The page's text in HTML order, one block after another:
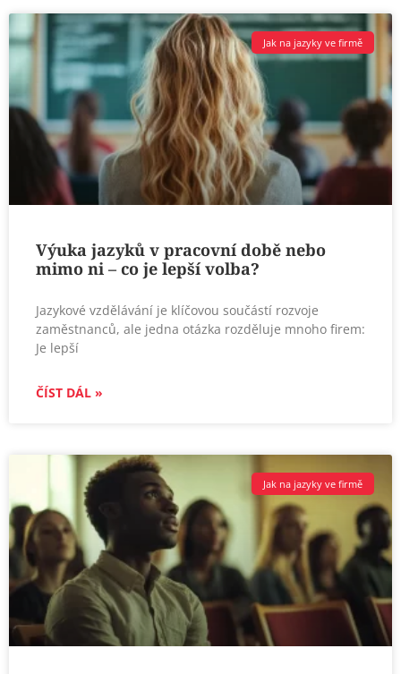
Jak na jazyky ve firmě
Výuka jazyků v pracovní době nebo
mimo ni – co je lepší volba?
Jazykové vzdělávání je klíčovou součástí rozvoje
zaměstnanců, ale jedna otázka rozděluje mnoho firem:
Je lepší
ČÍST DÁL »
Jak na jazyky ve firmě